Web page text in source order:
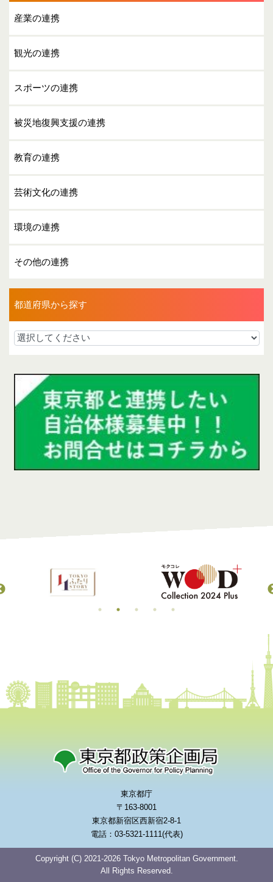
産業の連携
観光の連携
スポーツの連携
被災地復興支援の連携
教育の連携
芸術文化の連携
環境の連携
その他の連携
都道府県から探す
東京都庁
〒163-8001
東京都新宿区西新宿2-8-1
電話：03-5321-1111(代表)
Copyright (C) 2021-2026 Tokyo Metropolitan Government.
All Rights Reserved.